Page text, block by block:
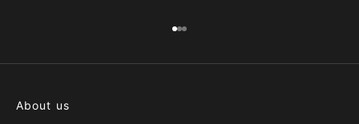
I18n Error: Missing interpolation
I18n Error: Missing interpolation
I18n Error: Missing interpolation
About us